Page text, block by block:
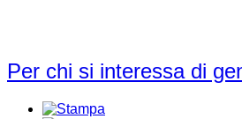
Per chi si interessa di